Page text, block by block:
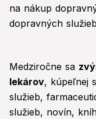
na nákup
dopravných
Medziročne sa
lekárov, kúpeľnej
služieb,
služieb, novín,